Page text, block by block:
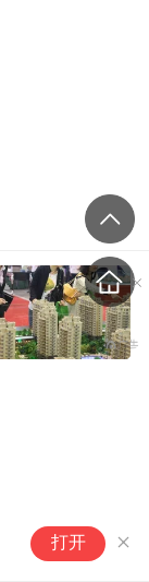
活力中国调
打开